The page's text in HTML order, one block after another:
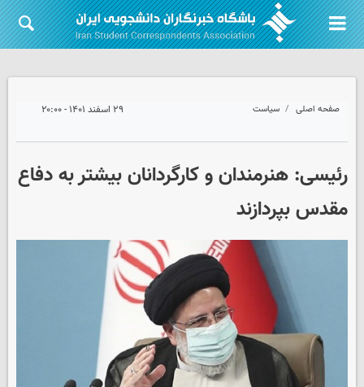
صفحه اصلی سیاست ۲۹ اسفند ۱۴۰۱ - ۲۰:۰۰
رئیسی: هنرمندان و کارگردانان بیشتر به دفاع
مقدس بپردازند